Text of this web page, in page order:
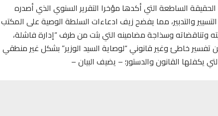
الساطعة التي أكدها مؤخرا التقرير السنوي الذي أصدره
والتدبير، مما يفضح زيف ادعاءات السلطة الوصية على المكتب
وسذاجة مضامينه التي بثت من طرف “إدارة فاشلة،
خاطئ وغير قانوني “لوصاية السيد الوزير” بشكل غير منطقي
القانون والدستور؛ – يضيف البيان –